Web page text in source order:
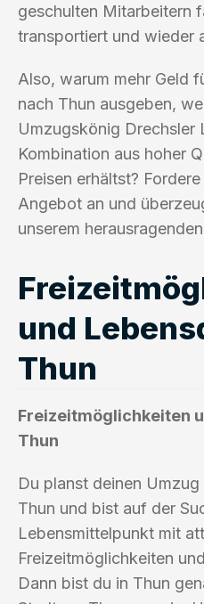
geschulten Mitarbeitern
transportiert und wieder
Also, warum mehr Geld
nach Thun ausgeben,
Umzugskönig Drechsler
Kombination aus hoher
Preisen erhältst?
Angebot an und
unserem
und
Thun
Freizeitmöglichkeiten
Thun
Du planst deinen
Thun und bist auf der
Lebensmittelpunkt mit
Freizeitmöglichkeiten
Dann bist du in Thun